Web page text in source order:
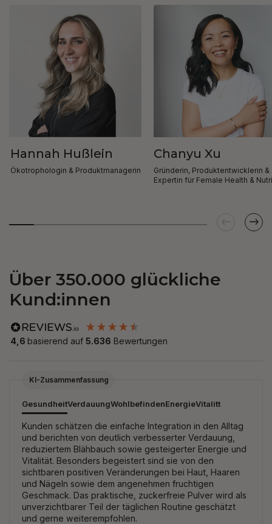
Hannah Hußlein
Ökotrophologin & Produktmanagerin
Chanyu Xu
Gründerin, Produktentwicklerin &
Expertin für Female Health &
Über 350.000 glückliche
Kund:innen
4,6 basierend auf 5.636 Bewertungen
KI-Zusammenfassung
GesundheitVerdauungWohlbefindenEnergieVitalitt
Kunden schätzen die einfache Integration in den Alltag
und berichten von deutlich verbesserter Verdauung,
reduziertem Blähbauch sowie gesteigerter Energie und
Vitalität. Besonders begeistert sind sie von den
sichtbaren positiven Veränderungen bei Haut, Haaren
und Nägeln sowie dem angenehmen fruchtigen
Geschmack. Das praktische, zuckerfreie Pulver wird als
unverzichtbarer Teil der täglichen Routine geschätzt
und gerne weiterempfohlen.